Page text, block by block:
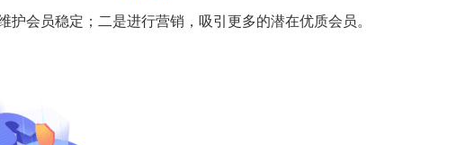
会员稳定；二是进行营销，吸引更多的潜在优质会员。